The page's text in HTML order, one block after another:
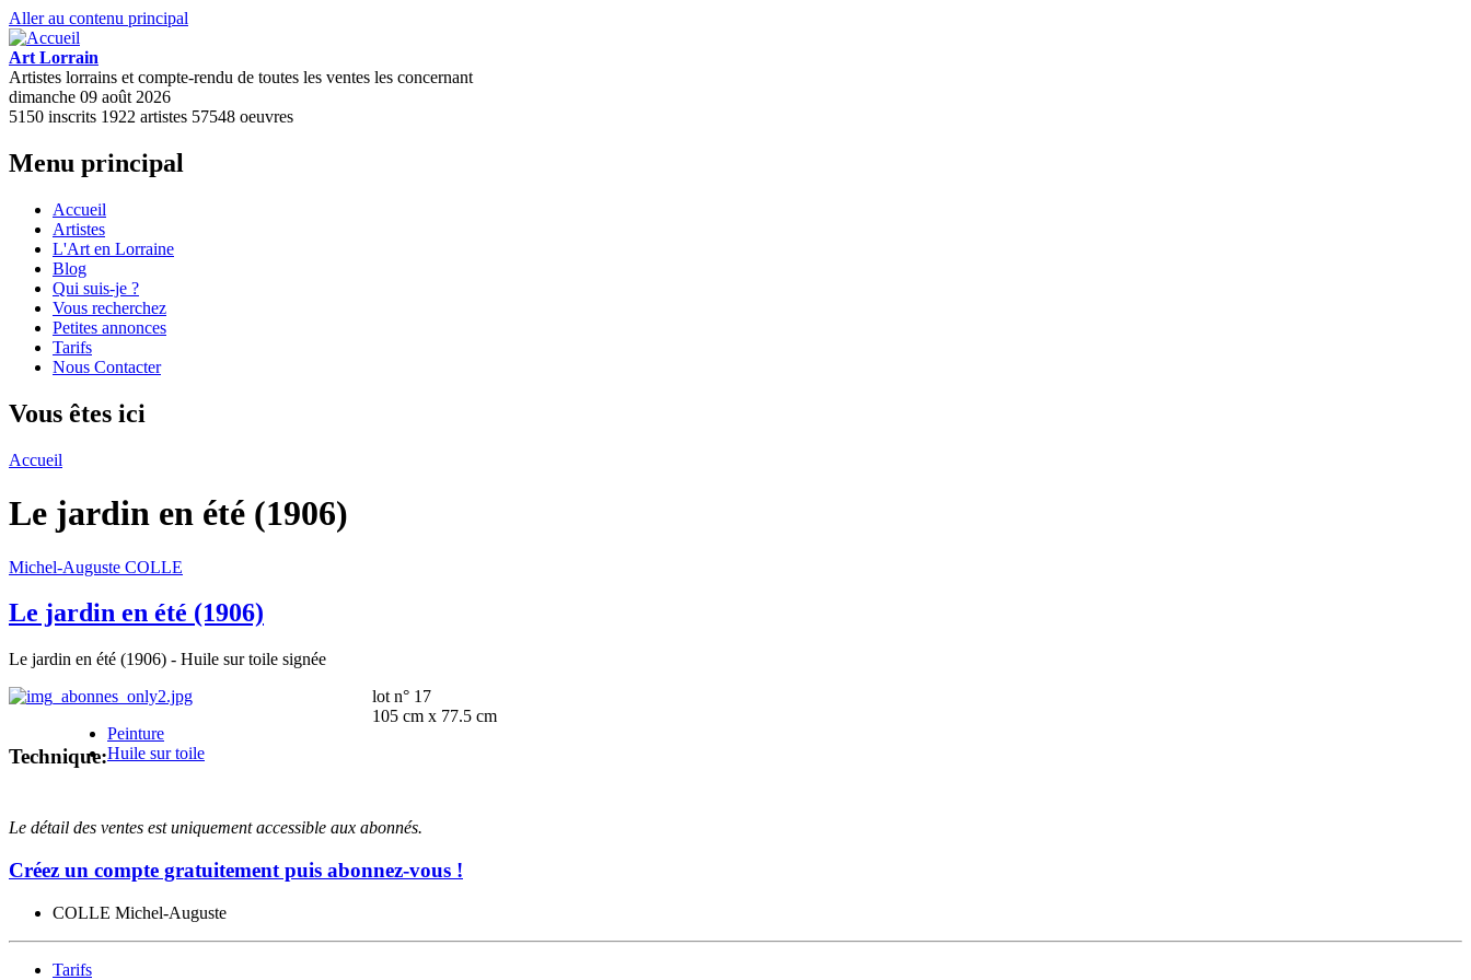
Aller au contenu principal
Art Lorrain
Artistes lorrains et compte-rendu de toutes les ventes les concernant
dimanche 09 août 2026
5150 inscrits 1922 artistes 57548 oeuvres
Menu principal
Accueil
Artistes
L'Art en Lorraine
Blog
Qui suis-je ?
Vous recherchez
Petites annonces
Tarifs
Nous Contacter
Vous êtes ici
Accueil
Le jardin en été (1906)
Michel-Auguste COLLE
Le jardin en été (1906)
Le jardin en été (1906) - Huile sur toile signée
Technique:
Peinture
Huile sur toile
lot n° 17
105 cm x 77.5 cm
Le détail des ventes est uniquement accessible aux abonnés.
Créez un compte gratuitement puis abonnez-vous !
COLLE Michel-Auguste
Tarifs